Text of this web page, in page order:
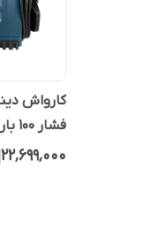
فشار ۱۰۰ بار
۲۲٬۶۹۹٬۰۰۰